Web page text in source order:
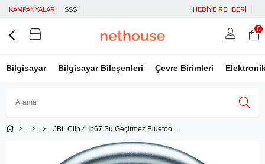
KAMPANYALAR SSS HEDİYE REHBERİ
Bilgisayar Bilgisayar Bileşenleri Çevre Birimleri
Üye Girişi
Google İle Bağlan
0
JBL Clip 4 Ip67 Su Geçirmez Bluetooth Hoparlör Mavi - Pembe